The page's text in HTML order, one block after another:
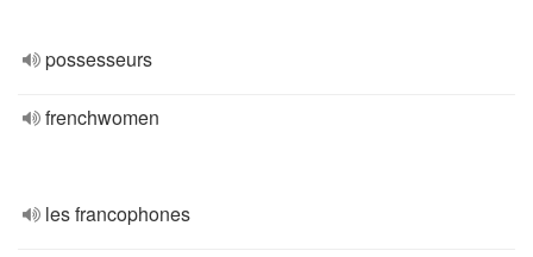
possesseurs
frenchwomen
les francophones